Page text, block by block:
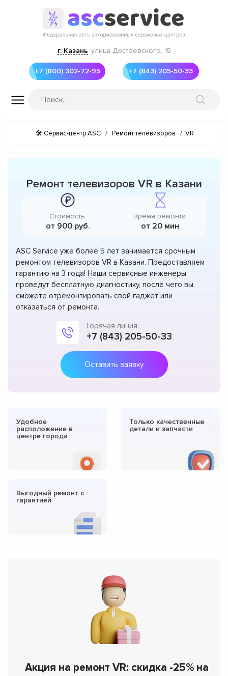
г. Казань улица Достоевского, 15
+7 (800) 302-72-95 +7 (843) 205-50-33
🛠 Сервис-центр ASC / Ремонт телевизоров / VR
Ремонт телевизоров VR в Казани
Стоимость:
от 900 руб.
Время ремонта:
от 20 мин
ASC Service уже более 5 лет занимается срочным
ремонтом телевизоров VR в Казани. Предоставляем
гарантию на 3 года! Наши сервисные инженеры
проведут бесплатную диагностику, после чего вы
сможете отремонтировать свой гаджет или
отказаться от ремонта.
Горячая линия:
+7 (843) 205-50-33
Оставить заявку
Удобное
расположение в
центре города
Только качественные
детали и запчасти
Выгодный ремонт с
гарантией
Акция на ремонт VR: скидка -25% на